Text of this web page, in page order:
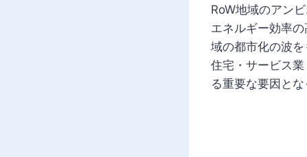
RoW地域のアン
エネルギー効率
域の都市化の波
住宅・サービス
る重要な要因とな